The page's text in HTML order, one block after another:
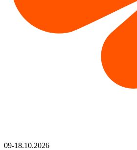
09-18.10.2026